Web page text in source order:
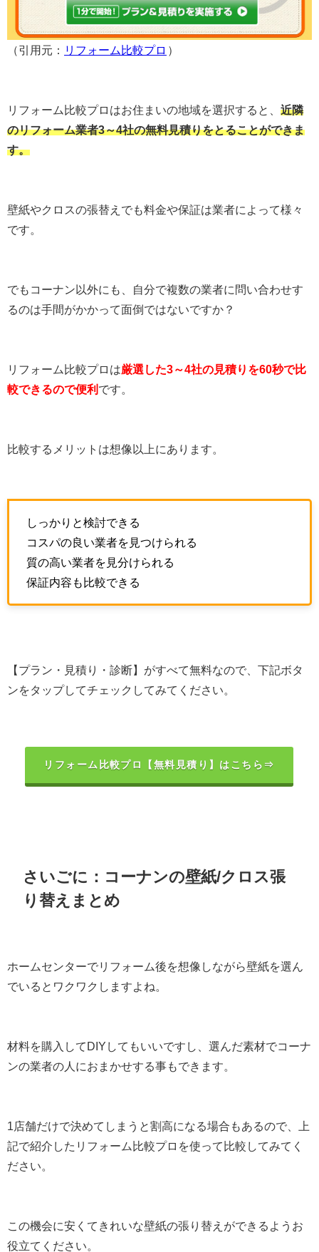
（引用元： リフォーム比較プロ ）
リフォーム比較プロはお住まいの地域を選択すると、 近隣
のリフォーム業者3～4社の無料見積りをとることができま
す。
壁紙やクロスの張替えでも料金や保証は業者によって様々
です。
でもコーナン以外にも、自分で複数の業者に問い合わせす
るのは手間がかかって面倒ではないですか？
リフォーム比較プロは厳選した3～4社の見積りを60秒で比
較できるので便利 です。
比較するメリットは想像以上にあります。
しっかりと検討できる
コスパの良い業者を見つけられる
質の高い業者を見分けられる
保証内容も比較できる
【プラン・見積り・診断】がすべて無料なので、下記ボタ
ンをタップしてチェックしてみてください。
リフォーム比較プロ【無料見積り】はこちら⇒
さいごに：コーナンの壁紙/クロス張
り替えまとめ
ホームセンターでリフォーム後を想像しながら壁紙を選ん
でいるとワクワクしますよね。
材料を購入してDIYしてもいいですし、選んだ素材でコーナ
ンの業者の人におまかせする事もできます。
1店舗だけで決めてしまうと割高になる場合もあるので、上
記で紹介したリフォーム比較プロを使って比較してみてく
ださい。
この機会に安くてきれいな壁紙の張り替えができるようお
役立てください。